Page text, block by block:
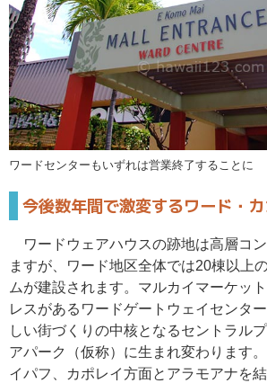
ワードセンターもいずれは営業終了することに
今後数年間で激変するワード・
ワードウェアハウスの跡地は高層コ
ますが、ワード地区全体では20棟以上
ムが建設されます。マルカイマーケッ
レスがあるワードゲートウェイセンタ
しい街づくりの中核となるセントラル
アパーク（仮称）に生まれ変わります
イパフ、カポレイ方面とアラモアナを